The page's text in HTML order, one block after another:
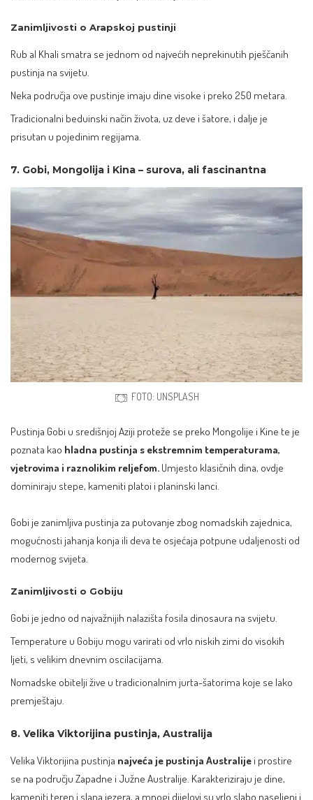
Zanimljivosti o Arapskoj pustinji
Rub al Khali smatra se jednom od najvećih neprekinutih pješčanih
pustinja na svijetu.
Neka područja ove pustinje imaju dine visoke i preko 250 metara.
Tradicionalni beduinski način života, uz deve i šatore, i dalje je
prisutan u pojedinim regijama.
7. Gobi, Mongolija i Kina – surova, ali fascinantna
FOTO: UNSPLASH
Pustinja Gobi u središnjoj Aziji proteže se preko Mongolije i Kine te je
poznata kao hladna pustinja s ekstremnim temperaturama,
vjetrovima i raznolikim reljefom. Umjesto klasičnih dina, ovdje
dominiraju stepe, kameniti platoi i planinski lanci.
Gobi je zanimljiva pustinja za putovanje zbog nomadskih zajednica,
mogućnosti jahanja konja ili deva te osjećaja potpune udaljenosti od
modernog svijeta.
Zanimljivosti o Gobiju
Gobi je jedno od najvažnijih nalazišta fosila dinosaura na svijetu.
Temperature u Gobiju mogu varirati od vrlo niskih zimi do visokih
ljeti, s velikim dnevnim oscilacijama.
Nomadske obitelji žive u tradicionalnim jurta-šatorima koje se lako
premještaju.
8. Velika Viktorijina pustinja, Australija
Velika Viktorijina pustinja najveća je pustinja Australije i prostire
se na području Zapadne i Južne Australije. Karakteriziraju je dine,
kameniti teren i slana jezera, a mnogi dijelovi su vrlo slabo naseljeni i